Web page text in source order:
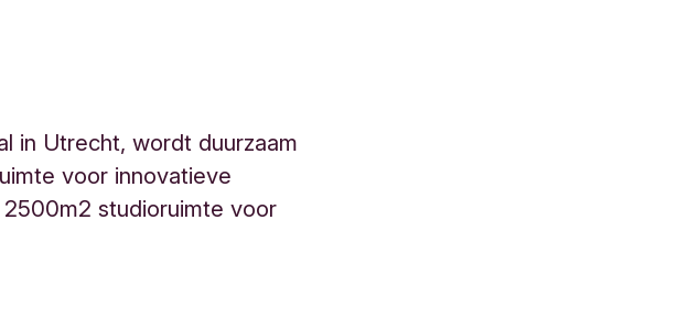
in Utrecht, wordt duurzaam
voor innovatieve
studioruimte voor